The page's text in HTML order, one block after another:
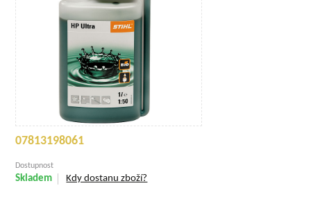
07813198061
Dostupnost
Skladem Kdy dostanu zboží?